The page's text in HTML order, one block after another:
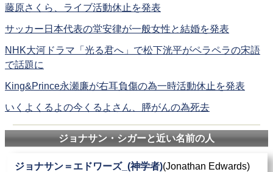
藤原さくら、ライブ活動休止を発表
サッカー日本代表の堂安律が一般女性と結婚を発表
NHK大河ドラマ「光る君へ」で松下洸平がペラペラの宋語
で話題に
King&Prince永瀬廉が右耳負傷の為一時活動休止を発表
いくよくるよの今くるよさん、膵がんの為死去
ジョナサン・シガーと近い名前の人
ジョナサン＝エドワーズ_(神学者)(Jonathan Edwards)